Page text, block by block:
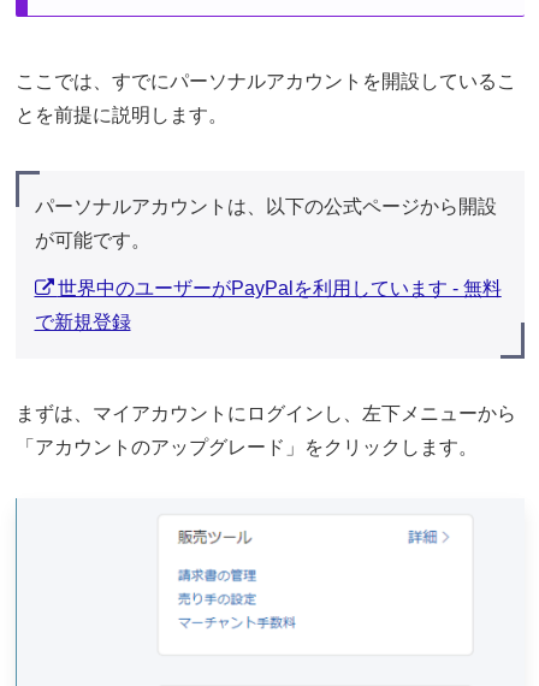
ここでは、すでにパーソナルアカウントを開設しているこ
とを前提に説明します。
パーソナルアカウントは、以下の公式ページから開設
が可能です。
世界中のユーザーがPayPalを利用しています - 無料
で新規登録
まずは、マイアカウントにログインし、左下メニューから
「アカウントのアップグレード」をクリックします。